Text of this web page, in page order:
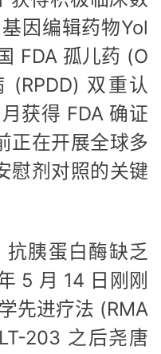
因编辑药物Yol
FDA 孤儿药 (O
(RPDD) 双重认
获得 FDA 确证
正在开展全球多
慰剂对照的关键
抗胰蛋白酶缺乏
5 月 14 日刚刚
先进疗法 (RMA
203 之后尧唐